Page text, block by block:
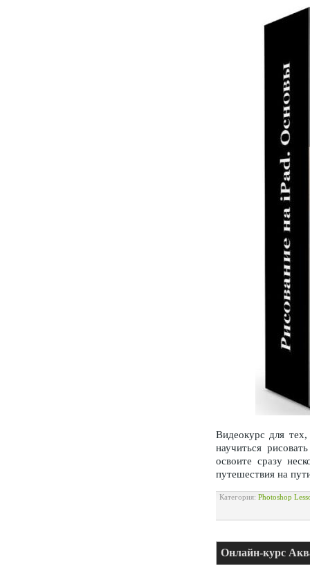
Видеокурс для
научиться
освоите сразу
путешествия на
Категория: Photoshop
Онлайн-курс